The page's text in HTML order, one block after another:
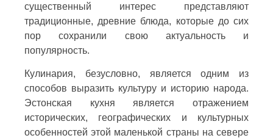
существенный интерес представляют
традиционные, древние блюда, которые до сих
пор сохранили свою актуальность и
популярность.
Кулинария, безусловно, является одним из
способов выразить культуру и историю народа.
Эстонская кухня является отражением
исторических, географических и культурных
особенностей этой маленькой страны на севере